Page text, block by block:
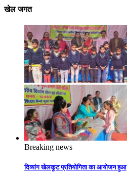
खेल जगत
Breaking news
दिव्यांग खेलकूट प्रतियोगिता का आयोजन हुआ